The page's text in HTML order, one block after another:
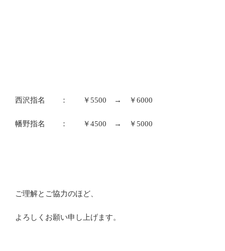
西沢指名 ： ￥5500 → ￥6000
幡野指名 ： ￥4500 → ￥5000
ご理解とご協力のほど、
よろしくお願い申し上げます。